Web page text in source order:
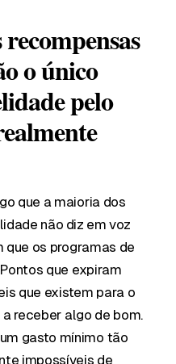
o único
pelo
que a maioria dos
não diz em voz
os programas de
que expiram
que existem para o
receber algo de bom.
gasto mínimo tão
impossíveis de